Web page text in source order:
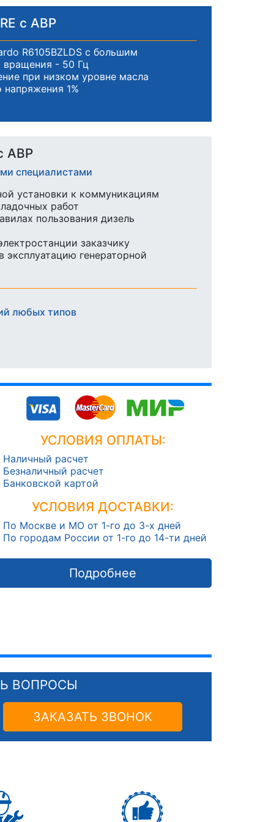
с АВР
R6105BZLDS с большим
вращения - 50 Гц
при низком уровне масла
1%
АВР
специалистами
установки к коммуникациям
работ
пользования дизель
заказчику
генераторной
любых типов
УСЛОВИЯ ОПЛАТЫ:
Наличный расчет
Безналичный расчет
Банковской картой
УСЛОВИЯ ДОСТАВКИ:
По Москве и МО от 1-го до 3-х дней
По городам России от 1-го до 14-ти дней
Подробнее
ВОПРОСЫ
ЗАКАЗАТЬ ЗВОНОК